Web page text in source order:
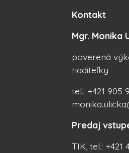
Kontakt
Mgr. Monika
poverená
riaditeľky
tel.: +421 905
Predaj
TIK, tel.: +421